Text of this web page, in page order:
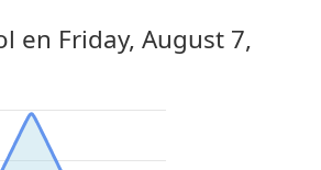
en Friday, August 7,